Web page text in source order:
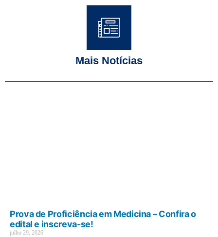
Mais Notícias
Prova de Proficiência em Medicina – Confira o
edital e inscreva-se!
julho 29, 2026